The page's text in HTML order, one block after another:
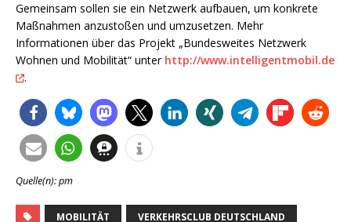
Gemeinsam sollen sie ein Netzwerk aufbauen, um konkrete
Maßnahmen anzustoßen und umzusetzen. Mehr
Informationen über das Projekt „Bundesweites Netzwerk
Wohnen und Mobilität“ unter http://www.intelligentmobil.de
.
Quelle(n): pm
MOBILITÄT VERKEHRSCLUB DEUTSCHLAND